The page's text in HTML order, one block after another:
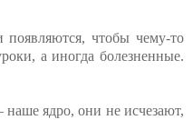
чтобы чему-то
а иногда болезненные.
ядро, они не исчезают,